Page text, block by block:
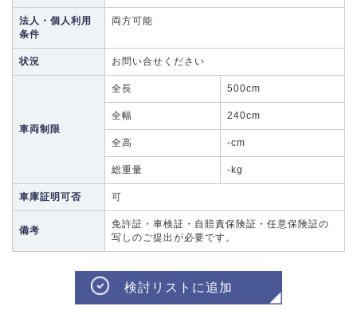
法人・個人利用
条件
両方可能
状況 お問い合せください
車両制限
全長 500cm
全幅 240cm
全高 -cm
総重量 -kg
車庫証明可否 可
備考
免許証・車検証・自賠責保険証・任意保険証の
写しのご提出が必要です。
検討リストに追加